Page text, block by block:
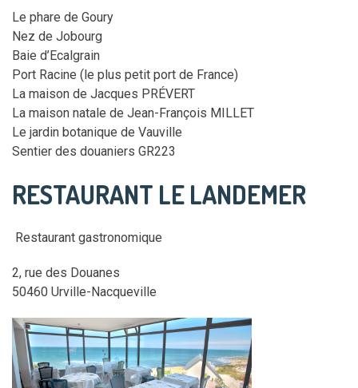
Le phare de Goury
Nez de Jobourg
Baie d’Ecalgrain
Port Racine (le plus petit port de France)
La maison de Jacques PRÉVERT
La maison natale de Jean-François MILLET
Le jardin botanique de Vauville
Sentier des douaniers GR223
RESTAURANT LE LANDEMER
Restaurant gastronomique
2, rue des Douanes
50460 Urville-Nacqueville